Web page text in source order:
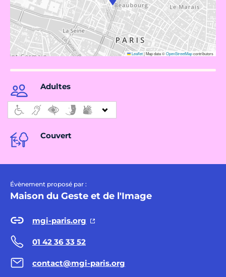
Leaflet|Map data ©OpenStreetMapcontributors
Adultes
Couvert
Évènement proposé par :
Maison du Geste et de l'Image
mgi-paris.org
01 42 36 33 52
contact@mgi-paris.org